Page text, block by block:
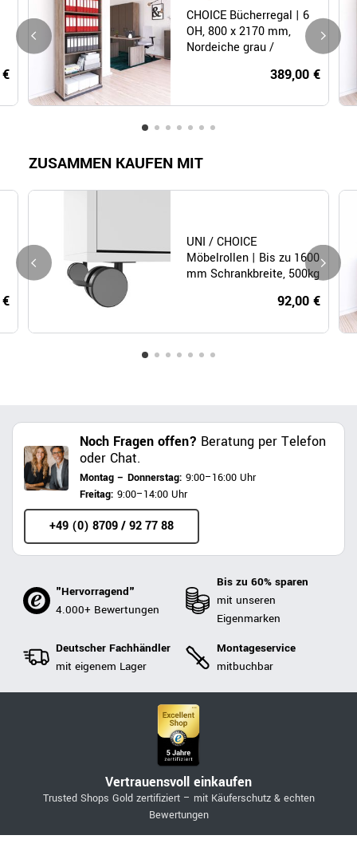
CHOICE Bücherregal | 6
OH, 800 x 2170 mm,
Nordeiche grau /
389,00 €
ZUSAMMEN KAUFEN MIT
UNI / CHOICE
Möbelrollen | Bis zu 1600
mm Schrankbreite, 500kg
92,00 €
Noch Fragen offen? Beratung per Telefon
oder Chat.
Montag – Donnerstag: 9:00–16:00 Uhr
Freitag: 9:00–14:00 Uhr
+49 (0) 8709 / 92 77 88
"Hervorragend"
4.000+ Bewertungen
Bis zu 60% sparen
mit unseren
Eigenmarken
Deutscher Fachhändler
mit eigenem Lager
Montageservice
mitbuchbar
Vertrauensvoll einkaufen
Trusted Shops Gold zertifiziert – mit Käuferschutz & echten
Bewertungen